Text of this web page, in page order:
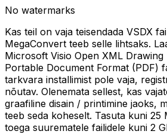
No watermarks
Kas teil on vaja teisendada VSDX
MegaConvert teeb selle lihtsaks.
Microsoft Visio Open XML Drawing
Portable Document Format (PDF)
tarkvara installimist pole vaja,
nõutav. Olenemata sellest, kas
graafiline disain / printimine jaoks,
teeb seda koheselt. Tasuta kuni 25
toega suurematele failidele kuni 2